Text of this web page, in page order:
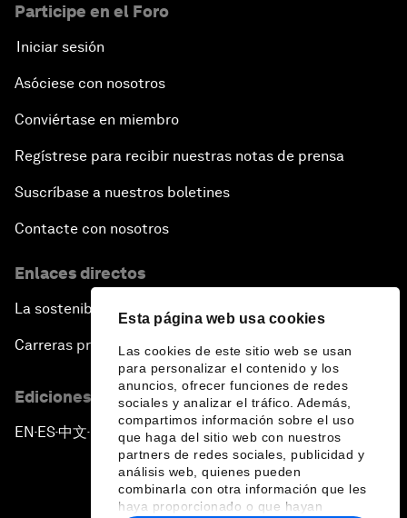
Esta página web usa cookies
Las cookies de este sitio web se usan
para personalizar el contenido y los
anuncios, ofrecer funciones de redes
sociales y analizar el tráfico. Además,
compartimos información sobre el uso
que haga del sitio web con nuestros
partners de redes sociales, publicidad y
análisis web, quienes pueden
combinarla con otra información que les
haya proporcionado o que hayan
Participe en el Foro
Iniciar sesión
Asóciese con nosotros
Conviértase en miembro
Regístrese para recibir nuestras notas de prensa
Suscríbase a nuestros boletines
Contacte con nosotros
Enlaces directos
La sostenibilidad en el Foro
Carreras profesionales
Ediciones en otros idiomas
EN ▪ES▪中文▪ 日本語